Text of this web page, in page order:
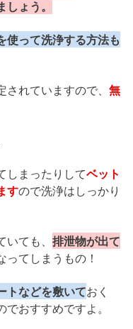
ょう。
使って洗浄する方法も
れていますので、 無
しまったりしてベット
すので洗浄はしっかり
ても、 排泄物が出て
ってしまうもの！
トなどを敷いておく
おすすめですよ。